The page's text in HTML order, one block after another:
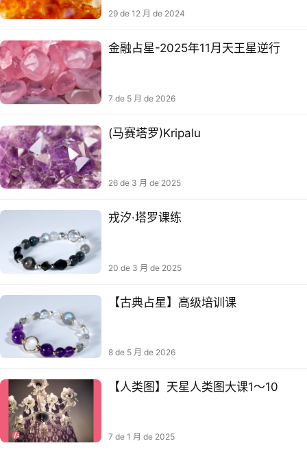
29 de 12 月 de 2024
金融占星-2025年11月天王星逆行
7 de 5 月 de 2026
(马赛塔罗)Kripalu
26 de 3 月 de 2025
戎汐·塔罗‮练课
20 de 3 月 de 2025
【古典占星】高级培训课
8 de 5 月 de 2026
【人类图】天星人类图大课1～10
7 de 1 月 de 2025